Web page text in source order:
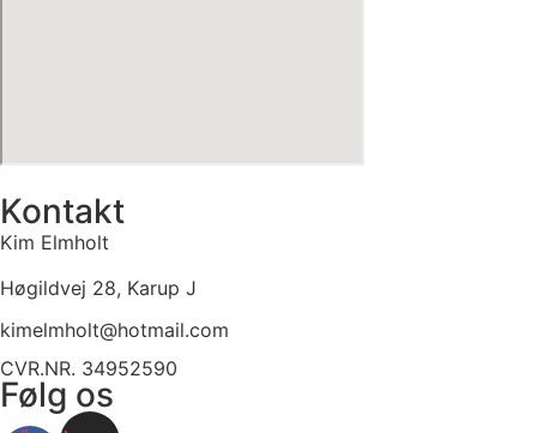
Kontakt
Kim Elmholt
Høgildvej 28, Karup J
kimelmholt@hotmail.com
CVR.NR. 34952590
Følg os